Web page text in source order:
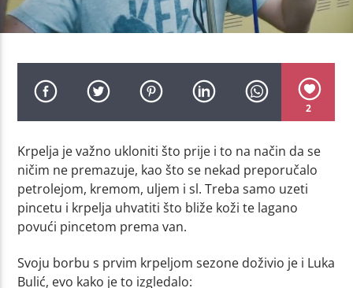
2
Krpelja je važno ukloniti što prije i to na način da se
ničim ne premazuje, kao što se nekad preporučalo
petrolejom, kremom, uljem i sl. Treba samo uzeti
pincetu i krpelja uhvatiti što bliže koži te lagano
povući pincetom prema van.
Svoju borbu s prvim krpeljom sezone doživio je i Luka
Bulić, evo kako je to izgledalo: